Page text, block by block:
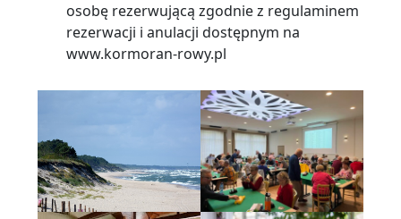
osobę rezerwującą zgodnie z regulaminem
rezerwacji i anulacji dostępnym na
www.kormoran-rowy.pl